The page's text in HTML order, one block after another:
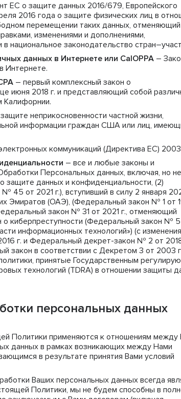
ЕС о защите данных 2016/679, Европейского
2016 года о защите физических лиц в
перемещении таких данных, отменяющий
изменениями и дополнениями,
национальное законодательство
данных в Интернете или CalOPPA –
Интернете.
– первый комплексный закон о
июня 2018 г. и представляющий собой
Калифорнии.
неприкосновенности частной жизни,
информации граждан США или лиц,
коммуникаций (Директива ЕС)
– все и любые законы и
Персональных данных, включая, но не
защите данных и конфиденциальности, (2)
45 от 2021 г.), вступивший в силу 2 января
Эмиратов (ОАЭ), (Федеральный закон № 1 от
закон № 31 от 2021 г., отменяющий
киберпреступности (Федеральный закон № 5
информационных технологий») (с
г. и Федеральный декрет-закон № 2 от 2018
закон в соответствии с Декретом 3 от 2003
принятые Государственным
технологий (TDRA) в отношении защиты
персональных данных
Политики применяются к отношениям между
данных в рамках возникающих между Нами
в результате принятия Вами условий
Ваших персональных данных всегда
Политики, мы не будем способны в